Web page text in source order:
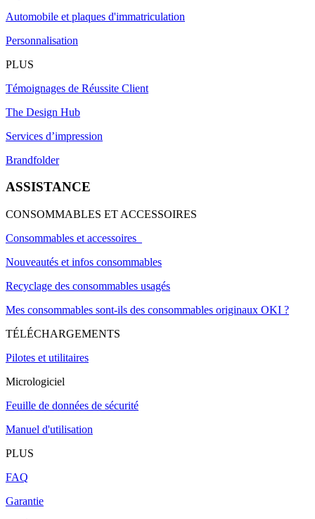
Automobile et plaques d'immatriculation
Personnalisation
PLUS
Témoignages de Réussite Client
The Design Hub
Services d’impression
Brandfolder
ASSISTANCE
CONSOMMABLES ET ACCESSOIRES
Consommables et accessoires
Nouveautés et infos consommables
Recyclage des consommables usagés
Mes consommables sont-ils des consommables originaux OKI ?
TÉLÉCHARGEMENTS
Pilotes et utilitaires
Micrologiciel
Feuille de données de sécurité
Manuel d'utilisation
PLUS
FAQ
Garantie